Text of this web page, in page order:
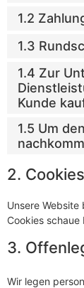
1.2
1.3
1.4 Zur
Kunde
1.5 Um
2. Cookies
Unsere
Cookies
3.
Wir legen